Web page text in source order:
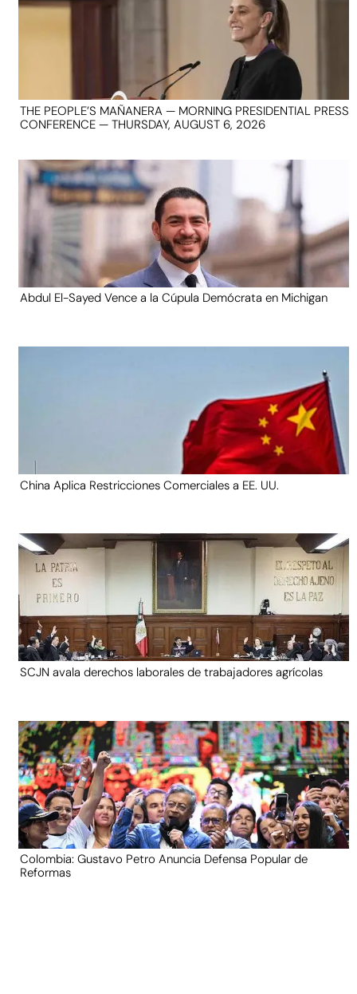
THE PEOPLE’S MAÑANERA — MORNING PRESIDENTIAL PRESS
CONFERENCE — THURSDAY, AUGUST 6, 2026
Abdul El-Sayed Vence a la Cúpula Demócrata en Michigan
China Aplica Restricciones Comerciales a EE. UU.
SCJN avala derechos laborales de trabajadores agrícolas
Colombia: Gustavo Petro Anuncia Defensa Popular de
Reformas